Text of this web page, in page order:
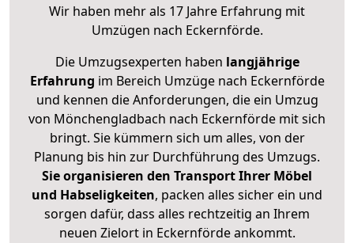
Wir haben mehr als 17 Jahre Erfahrung mit
Umzügen nach Eckernförde.
Die Umzugsexperten haben langjährige
Erfahrung im Bereich Umzüge nach Eckernförde
und kennen die Anforderungen, die ein Umzug
von Mönchengladbach nach Eckernförde mit sich
bringt. Sie kümmern sich um alles, von der
Planung bis hin zur Durchführung des Umzugs.
Sie organisieren den Transport Ihrer Möbel
und Habseligkeiten, packen alles sicher ein und
sorgen dafür, dass alles rechtzeitig an Ihrem
neuen Zielort in Eckernförde ankommt.